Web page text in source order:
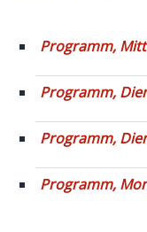
Programm,
Programm,
Programm,
Programm,